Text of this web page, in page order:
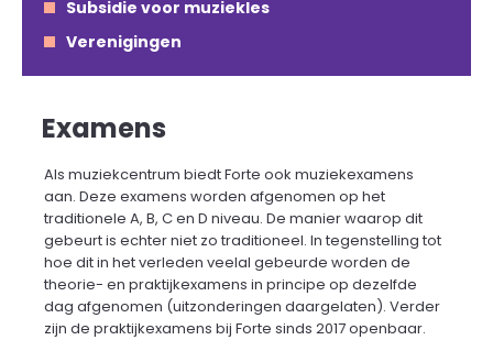
Subsidie voor muziekles
Verenigingen
Examens
Als muziekcentrum biedt Forte ook muziekexamens
aan. Deze examens worden afgenomen op het
traditionele A, B, C en D niveau. De manier waarop dit
gebeurt is echter niet zo traditioneel. In tegenstelling tot
hoe dit in het verleden veelal gebeurde worden de
theorie- en praktijkexamens in principe op dezelfde
dag afgenomen (uitzonderingen daargelaten). Verder
zijn de praktijkexamens bij Forte sinds 2017 openbaar.